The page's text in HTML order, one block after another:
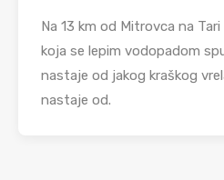
Na 13 km od Mitrovca na
koja se lepim vodopadom
nastaje od jakog kraškog
nastaje od.